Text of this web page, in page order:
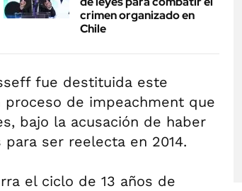
crimen organizado en
Chile
fue destituida este
de impeachment que
bajo la acusación de haber
ser reelecta en 2014.
el ciclo de 13 años de